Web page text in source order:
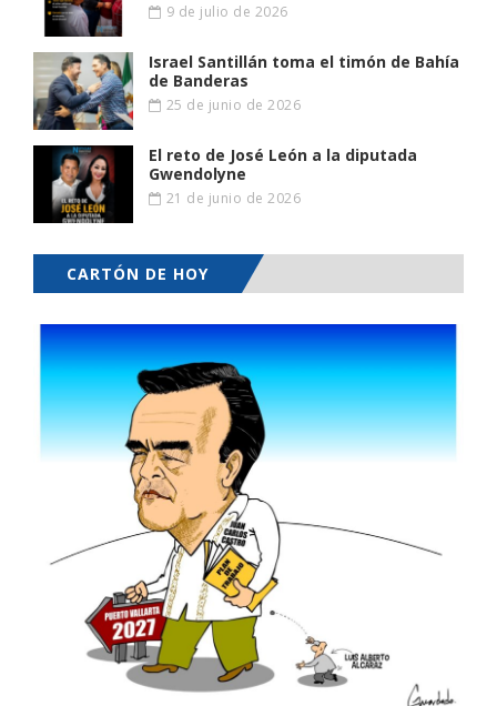
9 de julio de 2026
Israel Santillán toma el timón de Bahía
de Banderas
25 de junio de 2026
El reto de José León a la diputada
Gwendolyne
21 de junio de 2026
CARTÓN DE HOY